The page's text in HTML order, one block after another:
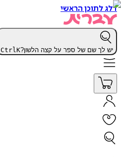
דלג לתוכן הראשי
יש לך שם של ספר על קצה הלשון? CtrlK